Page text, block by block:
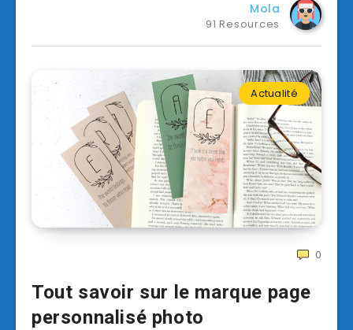
Mola
91 Resources
Actualité
0
Tout savoir sur le marque page
personnalisé photo